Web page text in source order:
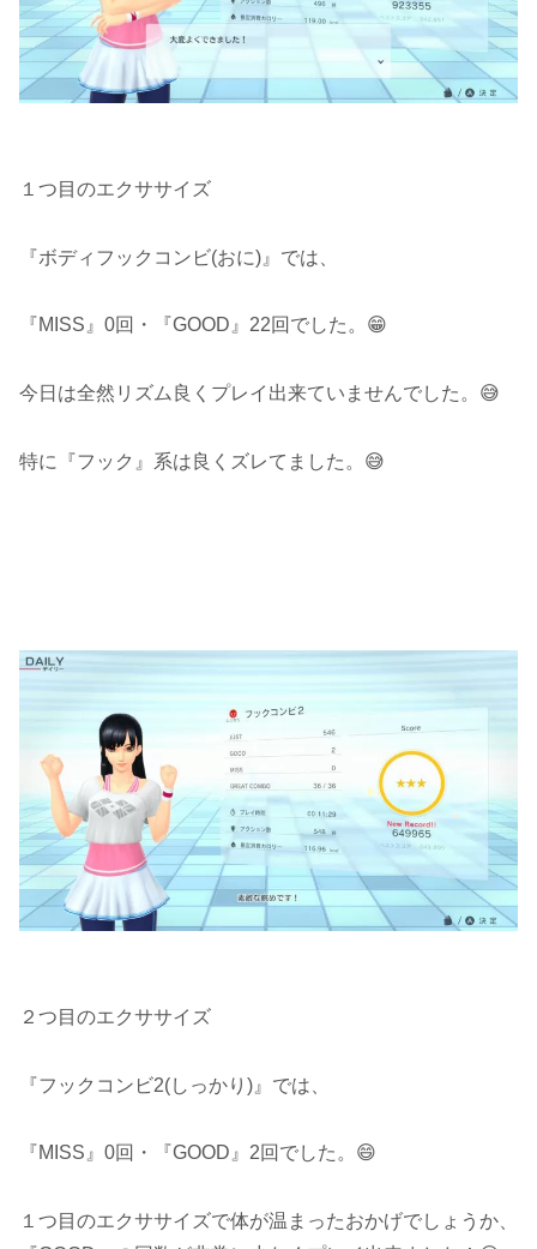
１つ目のエクササイズ
『ボディフックコンビ(おに)』では、
『MISS』0回・『GOOD』22回でした。😁
今日は全然リズム良くプレイ出来ていませんでした。😅
特に『フック』系は良くズレてました。😅
２つ目のエクササイズ
『フックコンビ2(しっかり)』では、
『MISS』0回・『GOOD』2回でした。😄
１つ目のエクササイズで体が温まったおかげでしょうか、